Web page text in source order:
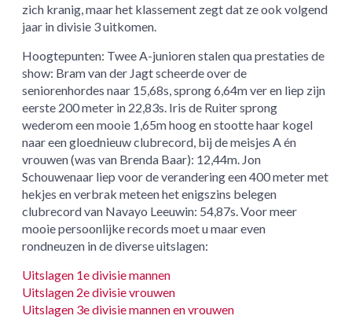
zich kranig, maar het klassement zegt dat ze ook volgend
jaar in divisie 3 uitkomen.
Hoogtepunten: Twee A-junioren stalen qua prestaties de
show: Bram van der Jagt scheerde over de
seniorenhordes naar 15,68s, sprong 6,64m ver en liep zijn
eerste 200 meter in 22,83s. Iris de Ruiter sprong
wederom een mooie 1,65m hoog en stootte haar kogel
naar een gloednieuw clubrecord, bij de meisjes A én
vrouwen (was van Brenda Baar): 12,44m. Jon
Schouwenaar liep voor de verandering een 400 meter met
hekjes en verbrak meteen het enigszins belegen
clubrecord van Navayo Leeuwin: 54,87s. Voor meer
mooie persoonlijke records moet u maar even
rondneuzen in de diverse uitslagen:
Uitslagen 1e divisie mannen
Uitslagen 2e divisie vrouwen
Uitslagen 3e divisie mannen en vrouwen